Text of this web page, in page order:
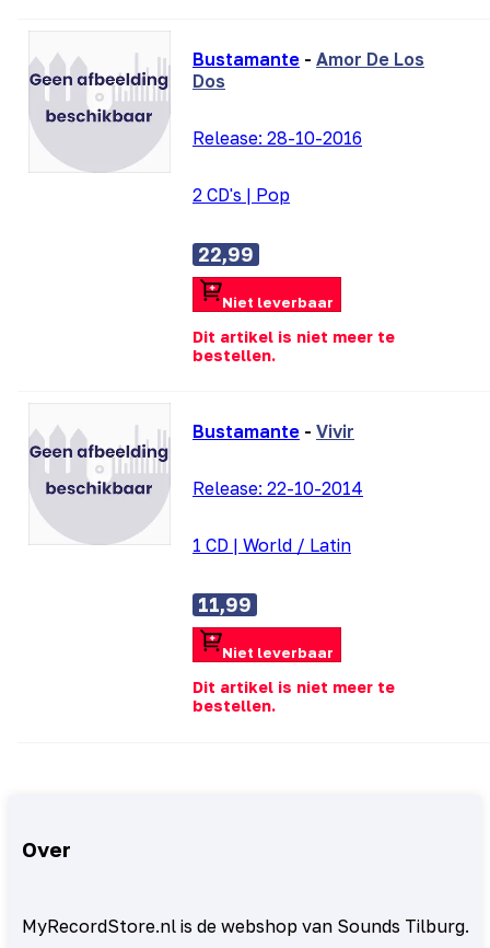
Bustamante - Amor De Los
Dos
Release: 28-10-2016
2 CD's | Pop
22,99
Niet leverbaar
Dit artikel is niet meer te
bestellen.
Bustamante - Vivir
Release: 22-10-2014
1 CD | World / Latin
11,99
Niet leverbaar
Dit artikel is niet meer te
bestellen.
Over
MyRecordStore.nl is de webshop van Sounds Tilburg.